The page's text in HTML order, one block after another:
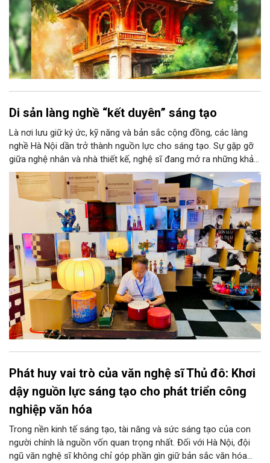
Di sản làng nghề “kết duyên” sáng tạo
Là nơi lưu giữ ký ức, kỹ năng và bản sắc cộng đồng, các làng
nghề Hà Nội dần trở thành nguồn lực cho sáng tạo. Sự gặp gỡ
giữa nghệ nhân và nhà thiết kế, nghệ sĩ đang mở ra những khả
năng phát triển mới cho thủ công đương đại trên nền tảng di
sản. Từ những cuộc “kết duyên” đầy cảm hứng ấy, Hà Nội đang
khơi thông mạch ngầm của hệ sinh thái thủ công, biến vốn cổ
thành động lực bền vững cho tương lai.
Phát huy vai trò của văn nghệ sĩ Thủ đô: Khơi
dậy nguồn lực sáng tạo cho phát triển công
nghiệp văn hóa
Trong nền kinh tế sáng tạo, tài năng và sức sáng tạo của con
người chính là nguồn vốn quan trọng nhất. Đối với Hà Nội, đội
ngũ văn nghệ sĩ không chỉ góp phần gìn giữ bản sắc văn hóa